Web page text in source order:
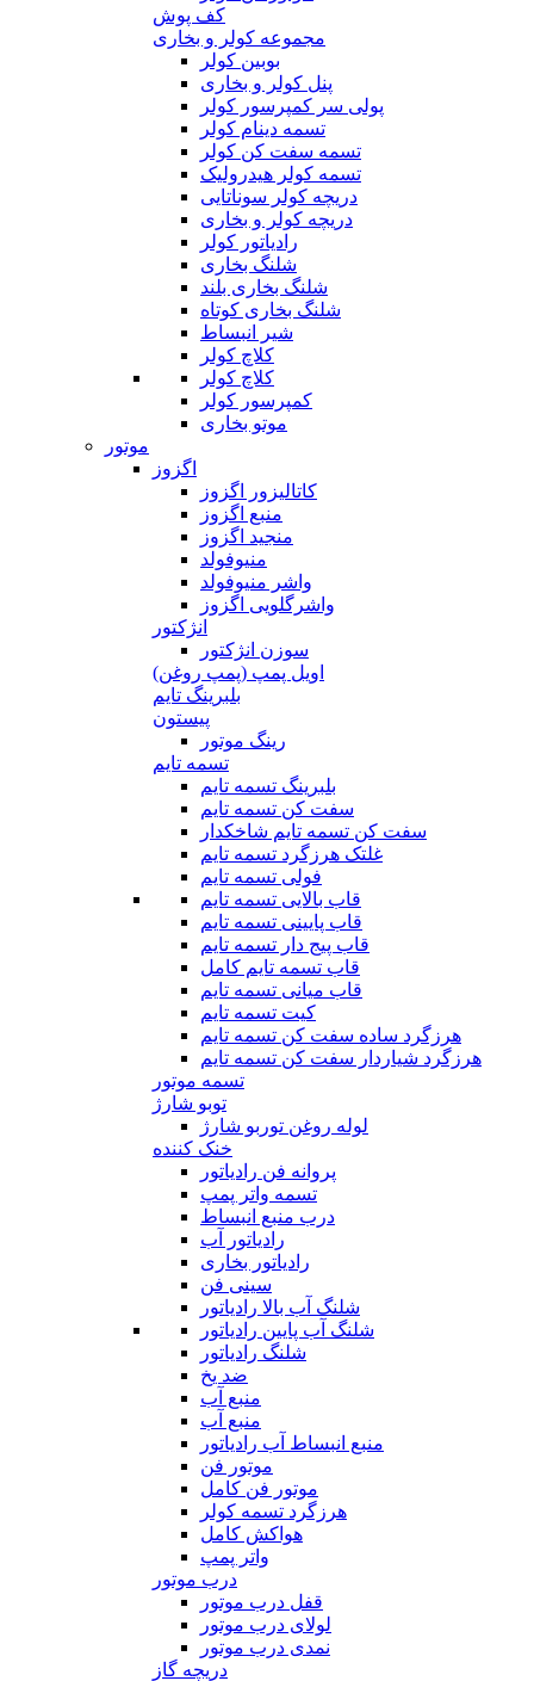
کف پوش
مجموعه کولر و بخاری
بوبین کولر
پنل کولر و بخاری
پولی سر کمپرسور کولر
تسمه دینام کولر
تسمه سفت کن کولر
تسمه کولر هیدرولیک
دریچه کولر سوناتایی
دریچه کولر و بخاری
رادیاتور کولر
شلنگ بخاری
شلنگ بخاری بلند
شلنگ بخاری کوتاه
شیر انبساط
کلاچ کولر
کلاچ کولر
کمپرسور کولر
موتو بخاری
موتور
اگزوز
کاتالیزور اگزوز
منبع اگزوز
منجید اگزوز
منیوفولد
واشر منیوفولد
واشرگلویی اگزوز
انژکتور
سوزن انژکتور
اویل پمپ (پمپ روغن)
بلبرینگ تایم
پیستون
رینگ موتور
تسمه تایم
بلبرینگ تسمه تایم
سفت کن تسمه تایم
سفت کن تسمه تایم شاخکدار
غلتک هرزگرد تسمه تایم
فولی تسمه تایم
قاب بالایی تسمه تایم
قاب پایینی تسمه تایم
قاب پیج دار تسمه تایم
قاب تسمه تایم کامل
قاب میانی تسمه تایم
کیت تسمه تایم
هرزگرد ساده سفت کن تسمه تایم
هرزگرد شیاردار سفت کن تسمه تایم
تسمه موتور
توبو شارژ
لوله روغن توربو شارژ
خنک کننده
پروانه فن رادیاتور
تسمه واتر پمپ
درب منبع انبساط
رادیاتور آب
رادیاتور بخاری
سینی فن
شلنگ آب بالا رادیاتور
شلنگ آب پایین رادیاتور
شلنگ رادیاتور
ضد یخ
منبع آب
منبع آب
منبع انبساط آب رادیاتور
موتور فن
موتور فن کامل
هرزگرد تسمه کولر
هواکش کامل
واتر پمپ
درب موتور
قفل درب موتور
لولای درب موتور
نمدی درب موتور
دریچه گاز